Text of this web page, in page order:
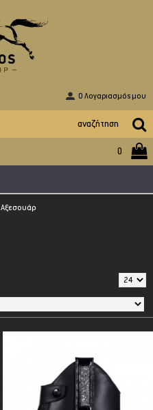
0
O Λογαριασμός μου
Αξεσουάρ